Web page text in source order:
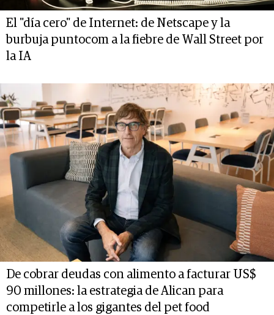
El "día cero" de Internet: de Netscape y la
burbuja puntocom a la fiebre de Wall Street por
la IA
De cobrar deudas con alimento a facturar US$
90 millones: la estrategia de Alican para
competirle a los gigantes del pet food